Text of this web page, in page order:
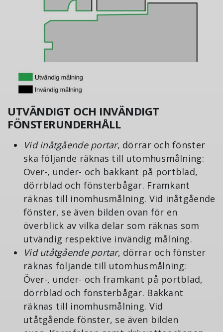
UTVÄNDIGT OCH INVÄNDIGT
FÖNSTERUNDERHÅLL
Vid inåtgående portar, dörrar och fönster
ska följande räknas till utomhusmålning:
Över-, under- och bakkant på portblad,
dörrblad och fönsterbågar. Framkant
räknas till inomhusmålning. Vid inåtgående
fönster, se även bilden ovan för en
överblick av vilka delar som räknas som
utvändig respektive invändig målning.
Vid utåtgående portar, dörrar och fönster
räknas följande till utomhusmålning:
Över-, under- och framkant på portblad,
dörrblad och fönsterbågar. Bakkant
räknas till inomhusmålning. Vid
utåtgående fönster, se även bilden